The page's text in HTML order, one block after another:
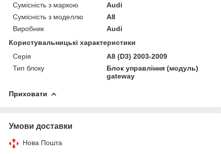
Сумісність з маркою
Audi
Сумісність з моделлю
A8
Виробник
Audi
Користувальницькі характеристики
Серія
A8 (D3) 2003-2009
Тип блоку
Блок управління (модуль)
gateway
Приховати
Умови доставки
Нова Пошта